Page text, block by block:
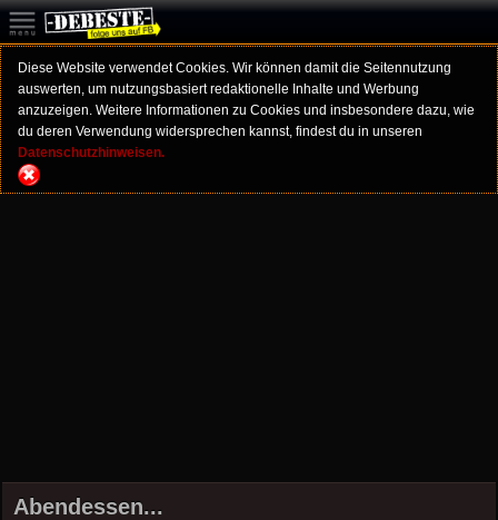
Diese Website verwendet Cookies. Wir können damit die Seitennutzung
auswerten, um nutzungsbasiert redaktionelle Inhalte und Werbung
anzuzeigen. Weitere Informationen zu Cookies und insbesondere dazu, wie
du deren Verwendung widersprechen kannst, findest du in unseren
Datenschutzhinweisen.
Abendessen...